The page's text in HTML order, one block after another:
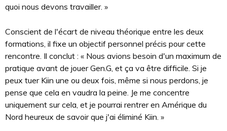
quoi nous devons travailler. »
Conscient de l'écart de niveau théorique entre les deux
formations, il fixe un objectif personnel précis pour cette
rencontre. Il conclut : « Nous avions besoin d'un maximum de
pratique avant de jouer Gen.G, et ça va être difficile. Si je
peux tuer Kiin une ou deux fois, même si nous perdons, je
pense que cela en vaudra la peine. Je me concentre
uniquement sur cela, et je pourrai rentrer en Amérique du
Nord heureux de savoir que j'ai éliminé Kiin. »